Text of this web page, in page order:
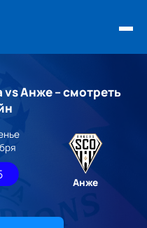
vs Анже – смотреть
Анже